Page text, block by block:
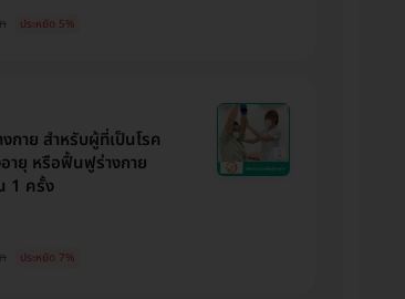
ประหยัด 5%
กาย สำหรับผู้ที่เป็นโรค
ายุ หรือฟื้นฟูร่างกาย
1 ครั้ง
ประหยัด 7%